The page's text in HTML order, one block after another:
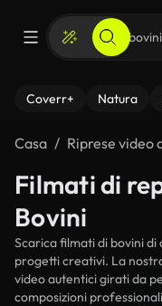
Coverr+ Natura
Casa Riprese video
Filmati di
Bovini
Scarica filmati di bovini
progetti creativi. La
video autentici girati da
composizioni